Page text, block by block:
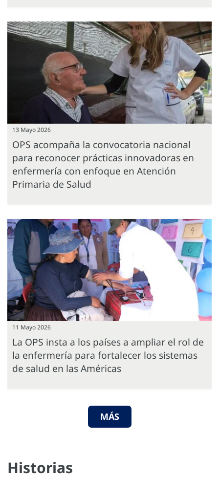
13 Mayo 2026
OPS acompaña la convocatoria nacional
para reconocer prácticas innovadoras en
enfermería con enfoque en Atención
Primaria de Salud
11 Mayo 2026
La OPS insta a los países a ampliar el rol de
la enfermería para fortalecer los sistemas
de salud en las Américas
MÁS
Historias